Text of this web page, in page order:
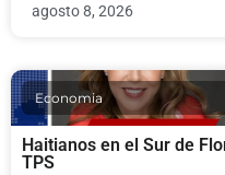
agosto 8, 2026
Economia
Haitianos en el Sur de
TPS